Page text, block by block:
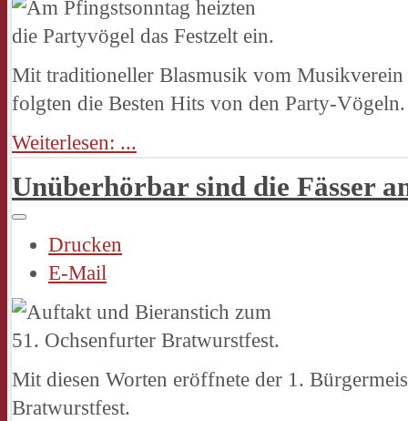
Mit traditioneller Blasmusik vom
folgten die Besten Hits von den Party-Vögeln.
Weiterlesen: ...
Unüberhörbar sind die Fässer
Drucken
E-Mail
Mit diesen Worten eröffnete der 1.
Bratwurstfest.